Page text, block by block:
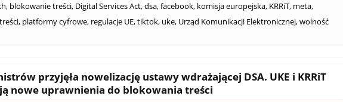
, blokowanie treści, Digital Services Act,dsa,facebook, komisja europejska, KRRiT, meta,
, platformy cyfrowe, regulacje UE,tiktok, uke, Urząd Komunikacji Elektronicznej,wolność
przyjęła nowelizację ustawy wdrażającej DSA. UKE i KRRiT
nowe uprawnienia do blokowania treści